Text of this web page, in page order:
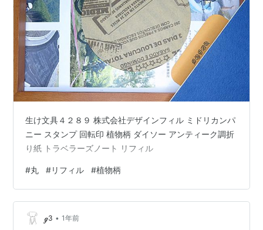
生け文具４２８９ 株式会社デザインフィル ミドリカンパ
ニー スタンプ 回転印 植物柄 ダイソー アンティーク調折
り紙 トラベラーズノート リフィル
#丸 #リフィル #植物柄
ℊ3 • 1年前